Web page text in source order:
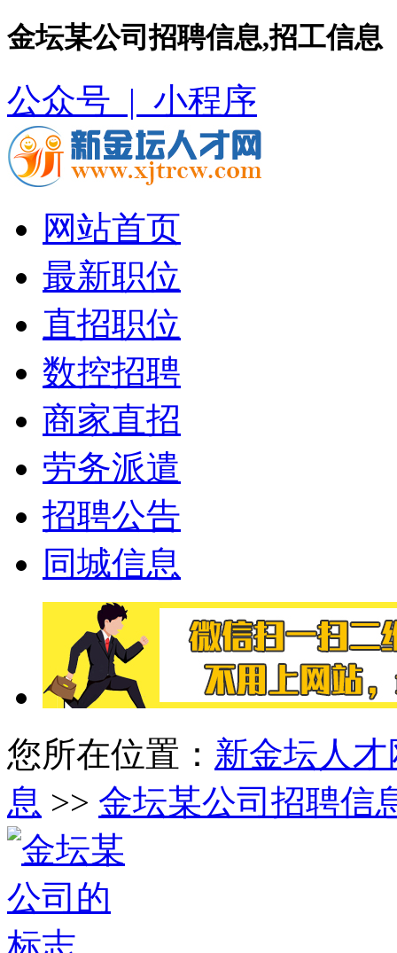
金坛某公司招聘信息,招工信息
公众号 | 小程序
网站首页
最新职位
直招职位
数控招聘
商家直招
劳务派遣
招聘公告
同城信息
您所在位置： 新金坛人才
息 >> 金坛某公司招聘信